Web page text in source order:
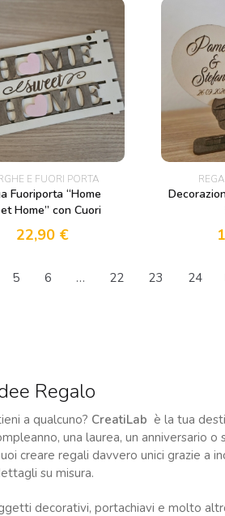
E FUORI PORTA
Fuoriporta “Home
Home” con Cuori
22,90 €
5 6 … 22 23 24
Regalo
a qualcuno? CreatiLab è la tua
una laurea, un anniversario
creare regali davvero unici grazie a
su misura.
decorativi, portachiavi e molto